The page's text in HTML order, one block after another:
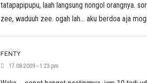
tatapapipupu, laah langsung nongol orangnya.
zee, waduuh zee. ogah lah… aku berdoa aja
FENTY
17.08.2009 - 1:23 pm